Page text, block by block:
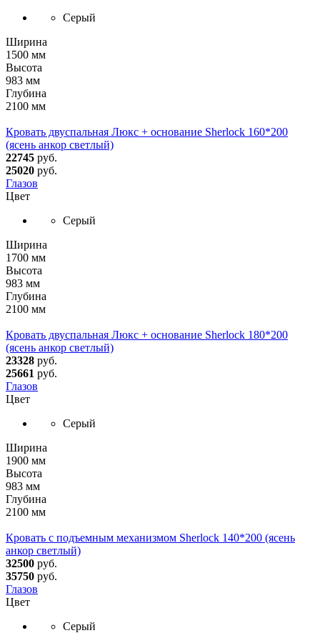
Серый
Ширина
1500 мм
Высота
983 мм
Глубина
2100 мм
Кровать двуспальная Люкс + основание Sherlock 160*200
(ясень анкор светлый)
22745 руб.
25020 руб.
Глазов
Цвет
Серый
Ширина
1700 мм
Высота
983 мм
Глубина
2100 мм
Кровать двуспальная Люкс + основание Sherlock 180*200
(ясень анкор светлый)
23328 руб.
25661 руб.
Глазов
Цвет
Серый
Ширина
1900 мм
Высота
983 мм
Глубина
2100 мм
Кровать с подъемным механизмом Sherlock 140*200 (ясень
анкор светлый)
32500 руб.
35750 руб.
Глазов
Цвет
Серый